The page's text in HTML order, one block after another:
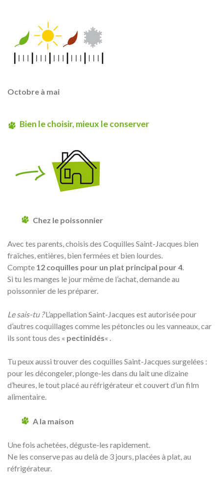
Octobre à mai
Bien le choisir, mieux le conserver
Chez le poissonnier
Avec tes parents, choisis des Coquilles Saint-Jacques bien
fraîches, entières, bien fermées et bien lourdes.
Compte 12 coquilles pour un plat principal pour 4
Si tu les manges le jour même de l’achat, demande au
poissonnier de les préparer.
Le sais-tu ?L’appellation Saint-Jacques est autorisée pour
d’autres coquillages comme les pétoncles ou les vanneaux, car
ils sont tous des « pectinidés« .
Tu peux aussi trouver des coquilles Saint-Jacques surgelées :
pour les décongeler, plonge-les dans du lait une dizaine
d’heures, le tout placé au réfrigérateur et couvert d’un film
alimentaire.
A la maison
Une fois achetées, déguste-les rapidement.
Ne les conserve pas au delà de 3 jours, placées à plat, au
réfrigérateur.